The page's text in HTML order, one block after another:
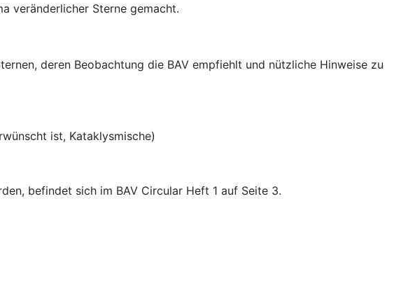
veränderlicher Sterne gemacht.
deren Beobachtung die BAV empfiehlt und nützliche Hinweise zu
ist, Kataklysmische)
befindet sich im BAV Circular Heft 1 auf Seite 3.